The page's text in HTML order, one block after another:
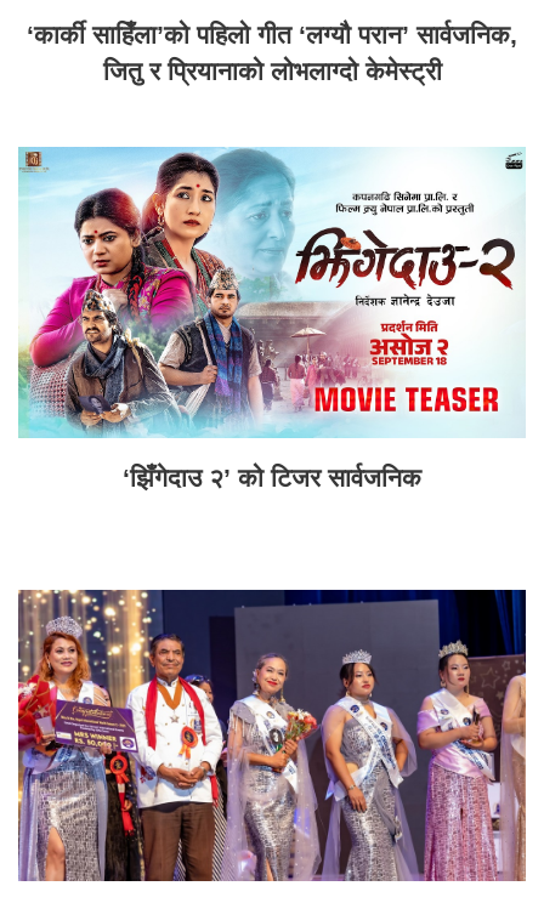
‘कार्की साहिँला’को पहिलो गीत ‘लग्यौ परान’ सार्वजनिक,
जितु र प्रियानाको लोभलाग्दो केमेस्ट्री
‘झिँगेदाउ २’ को टिजर सार्वजनिक